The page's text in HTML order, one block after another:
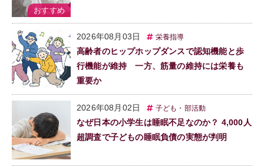
2026年08月03日 栄養指導
高齢者のヒップホップダンスで認知機能と歩
行機能が維持 一方、筋量の維持には栄養も
重要か
2026年08月02日 子ども・部活動
なぜ日本の小学生は睡眠不足なのか？ 4,000人
超調査で子どもの睡眠負債の実態が判明